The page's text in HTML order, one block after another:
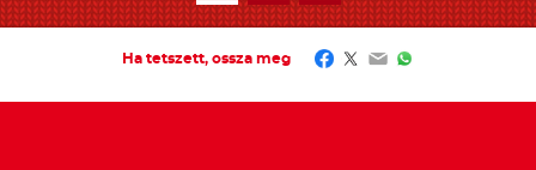
Ha tetszett, ossza meg Facebook
Twitter
EmailWhatsApp